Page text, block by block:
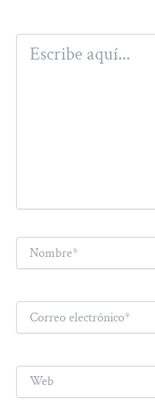
Escribe
aquí...
Nombre*
Correo
electrónico*
Web